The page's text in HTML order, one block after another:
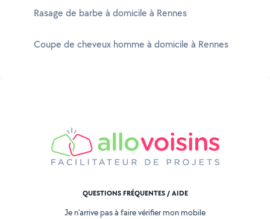
Rasage de barbe à domicile à Rennes
Coupe de cheveux homme à domicile à Rennes
QUESTIONS FRÉQUENTES / AIDE
Je n'arrive pas à faire vérifier mon mobile